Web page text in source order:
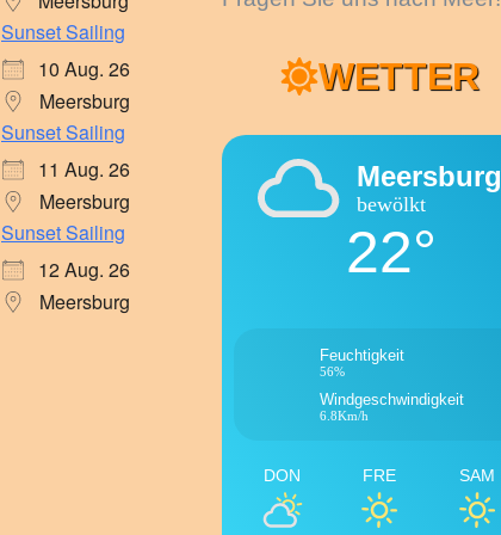
Sunset Sailing
10 Aug. 26
Meersburg
Sunset Sailing
11 Aug. 26
Meersburg
Sunset Sailing
12 Aug. 26
Meersburg
WETTER
Meersburg
bewölkt
22°
Feuchtigkeit
56%
Windgeschwindigkeit
6.8Km/h
DON FRE SAM